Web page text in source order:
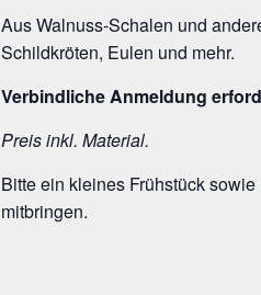
Aus Wal­nuss-Scha­len und
Schild­krö­ten, Eulen und mehr.
Ver­bind­li­che Anmel­dung
Preis inkl. Material.
Bit­te ein klei­nes Früh­stück
mitbringen.